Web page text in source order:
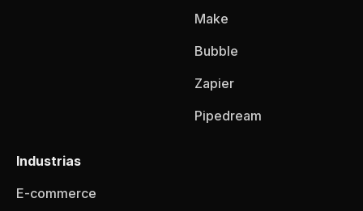
Make
Bubble
Zapier
Pipedream
Industrias
E-commerce